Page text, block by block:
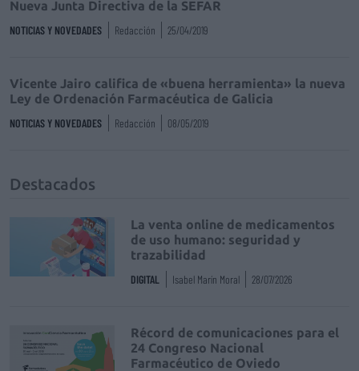
Nueva Junta Directiva de la SEFAR
NOTICIAS Y NOVEDADES Redacción 25/04/2019
Vicente Jairo califica de «buena herramienta» la nueva
Ley de Ordenación Farmacéutica de Galicia
NOTICIAS Y NOVEDADES Redacción 08/05/2019
Destacados
La venta online de medicamentos
de uso humano: seguridad y
trazabilidad
DIGITAL Isabel Marín Moral 28/07/2026
Récord de comunicaciones para el
24 Congreso Nacional
Farmacéutico de Oviedo